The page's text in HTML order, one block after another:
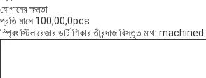
যোগানের ক্ষমতা
প্রতি মাসে 100,00,0pcs
স্প্রিং স্টিল রেজার ডার্ট শিকার তীরন্দাজ বিস্তৃত মাথা